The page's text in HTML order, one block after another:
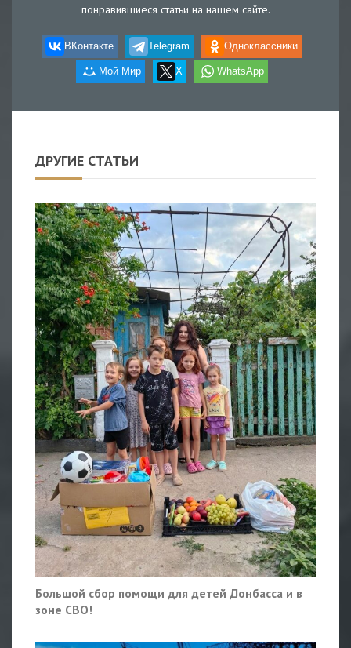
понравившиеся статьи на нашем сайте.
ВКонтакте Telegram Одноклассники
Мой Мир X WhatsApp
ДРУГИЕ СТАТЬИ
Большой сбор помощи для детей Донбасса и в
зоне СВО!